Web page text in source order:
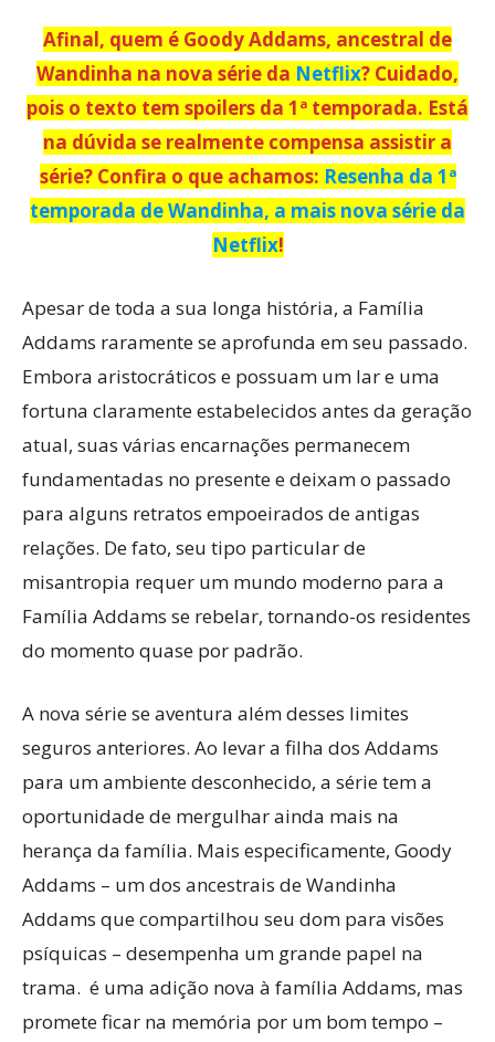
Afinal, quem é Goody Addams, ancestral de
Wandinha na nova série da Netflix? Cuidado,
pois o texto tem spoilers da 1ª temporada. Está
na dúvida se realmente compensa assistir a
série? Confira o que achamos: Resenha da 1ª
temporada de Wandinha, a mais nova série da
Netflix!
Apesar de toda a sua longa história, a Família
Addams raramente se aprofunda em seu passado.
Embora aristocráticos e possuam um lar e uma
fortuna claramente estabelecidos antes da geração
atual, suas várias encarnações permanecem
fundamentadas no presente e deixam o passado
para alguns retratos empoeirados de antigas
relações. De fato, seu tipo particular de
misantropia requer um mundo moderno para a
Família Addams se rebelar, tornando-os residentes
do momento quase por padrão.
A nova série se aventura além desses limites
seguros anteriores. Ao levar a filha dos Addams
para um ambiente desconhecido, a série tem a
oportunidade de mergulhar ainda mais na
herança da família. Mais especificamente, Goody
Addams – um dos ancestrais de Wandinha
Addams que compartilhou seu dom para visões
psíquicas – desempenha um grande papel na
trama. é uma adição nova à família Addams, mas
promete ficar na memória por um bom tempo –